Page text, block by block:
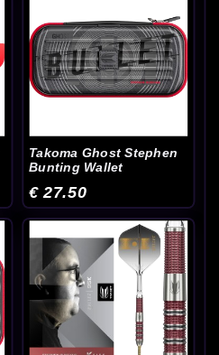
Takoma Ghost Stephen
Bunting Wallet
€ 27.50